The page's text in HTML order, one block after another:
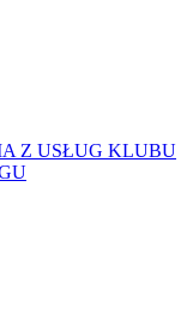
Z USŁUG KLUBU